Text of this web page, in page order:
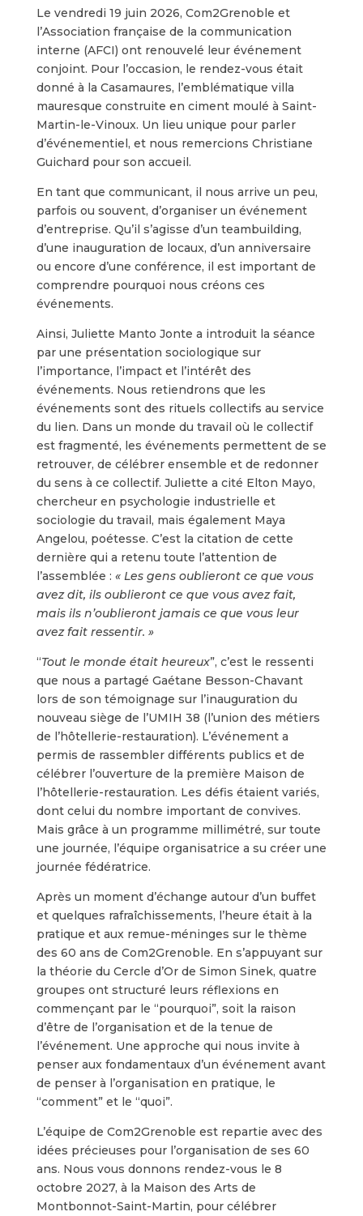
Le vendredi 19 juin 2026, Com2Grenoble et
l’Association française de la communication
interne (AFCI) ont renouvelé leur événement
conjoint. Pour l’occasion, le rendez-vous était
donné à la Casamaures, l’emblématique villa
mauresque construite en ciment moulé à Saint-
Martin-le-Vinoux. Un lieu unique pour parler
d’événementiel, et nous remercions Christiane
Guichard pour son accueil.
En tant que communicant, il nous arrive un peu,
parfois ou souvent, d’organiser un événement
d’entreprise. Qu’il s’agisse d’un teambuilding,
d’une inauguration de locaux, d’un anniversaire
ou encore d’une conférence, il est important de
comprendre pourquoi nous créons ces
événements.
Ainsi, Juliette Manto Jonte a introduit la séance
par une présentation sociologique sur
l’importance, l’impact et l’intérêt des
événements. Nous retiendrons que les
événements sont des rituels collectifs au service
du lien. Dans un monde du travail où le collectif
est fragmenté, les événements permettent de se
retrouver, de célébrer ensemble et de redonner
du sens à ce collectif. Juliette a cité Elton Mayo,
chercheur en psychologie industrielle et
sociologie du travail, mais également Maya
Angelou, poétesse. C’est la citation de cette
dernière qui a retenu toute l’attention de
l’assemblée : « Les gens oublieront ce que vous
avez dit, ils oublieront ce que vous avez fait,
mais ils n’oublieront jamais ce que vous leur
avez fait ressentir. »
“Tout le monde était heureux”, c’est le ressenti
que nous a partagé Gaétane Besson-Chavant
lors de son témoignage sur l’inauguration du
nouveau siège de l’UMIH 38 (l’union des métiers
de l’hôtellerie-restauration). L’événement a
permis de rassembler différents publics et de
célébrer l’ouverture de la première Maison de
l’hôtellerie-restauration. Les défis étaient variés,
dont celui du nombre important de convives.
Mais grâce à un programme millimétré, sur toute
une journée, l’équipe organisatrice a su créer une
journée fédératrice.
Après un moment d’échange autour d’un buffet
et quelques rafraîchissements, l’heure était à la
pratique et aux remue-méninges sur le thème
des 60 ans de Com2Grenoble. En s’appuyant sur
la théorie du Cercle d’Or de Simon Sinek, quatre
groupes ont structuré leurs réflexions en
commençant par le “pourquoi”, soit la raison
d’être de l’organisation et de la tenue de
l’événement. Une approche qui nous invite à
penser aux fondamentaux d’un événement avant
de penser à l’organisation en pratique, le
“comment” et le “quoi”.
L’équipe de Com2Grenoble est repartie avec des
idées précieuses pour l’organisation de ses 60
ans. Nous vous donnons rendez-vous le 8
octobre 2027, à la Maison des Arts de
Montbonnot-Saint-Martin, pour célébrer